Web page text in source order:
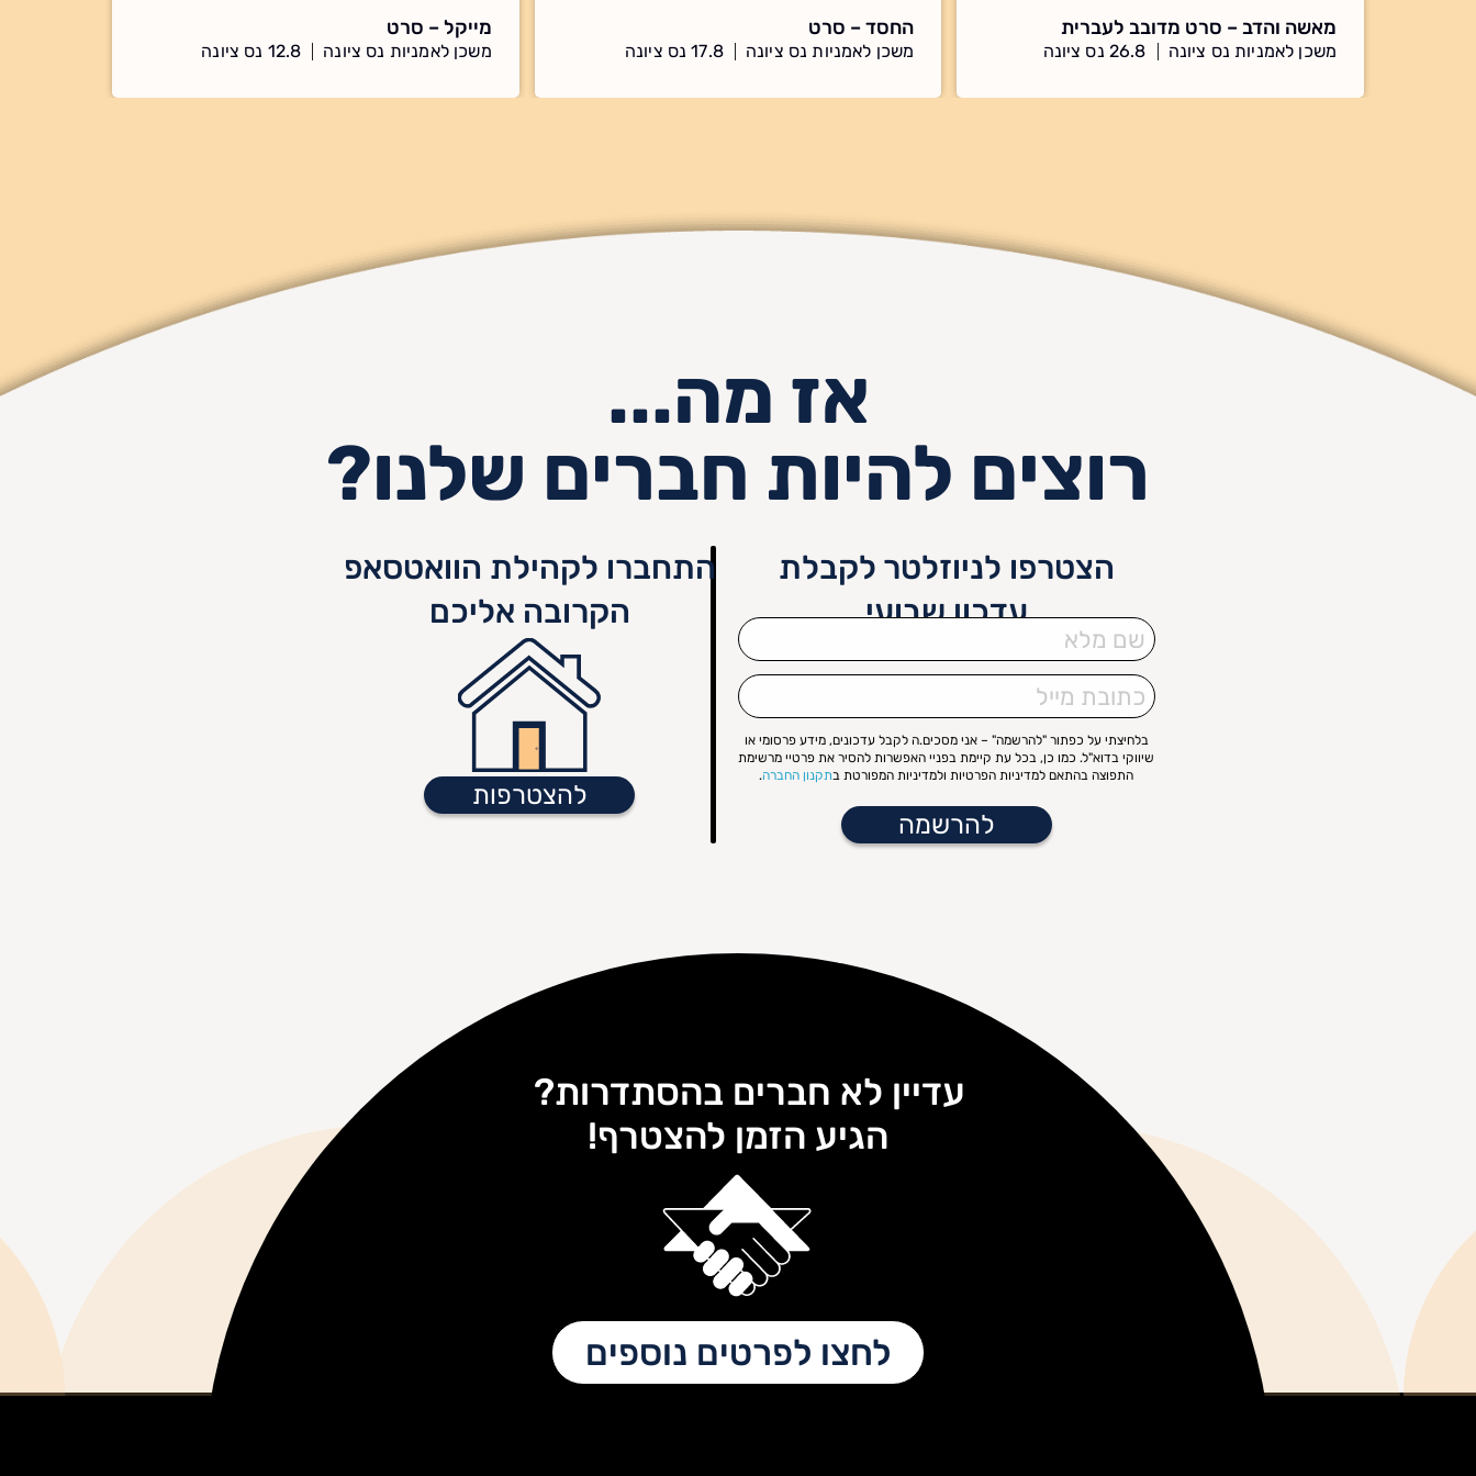
מאשה והדב – סרט מדובב לעברית
משכן לאמניות נס ציונה 26.8 נס ציונה
החסד – סרט
משכן לאמניות נס ציונה 17.8 נס ציונה
מייקל – סרט
משכן לאמניות נס ציונה 12.8 נס ציונה
אז מה...
רוצים להיות חברים שלנו?
הצטרפו לניוזלטר לקבלת
עדכון שבועי
שם
מלא
כתובת
מייל
בלחיצתי על כפתור "להרשמה" – אני מסכים.ה לקבל עדכונים, מידע פרסומי או
שיווקי בדוא"ל. כמו כן, בכל עת קיימת בפניי האפשרות להסיר את פרטיי מרשימת
התפוצה בהתאם למדיניות הפרטיות ולמדיניות המפורטת בתקנון החברה.
התחברו לקהילת הוואטסאפ
הקרובה אליכם
להצטרפות
עדיין לא חברים בהסתדרות?
הגיע הזמן להצטרף!
לחצו לפרטים נוספים